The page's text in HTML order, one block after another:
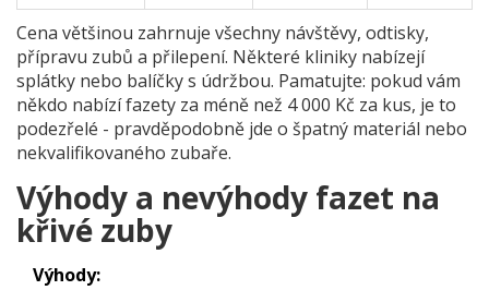
Cena většinou zahrnuje všechny návštěvy, odtisky,
přípravu zubů a přilepení. Některé kliniky nabízejí
splátky nebo balíčky s údržbou. Pamatujte: pokud vám
někdo nabízí fazety za méně než 4 000 Kč za kus, je to
podezřelé - pravděpodobně jde o špatný materiál nebo
nekvalifikovaného zubaře.
Výhody a nevýhody fazet na
křivé zuby
Výhody: